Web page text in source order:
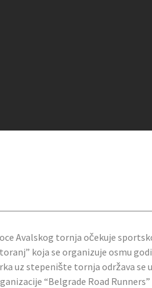
Avalskog tornja očekuje
koja se organizuje osmu
uz stepenište tornja održava
“Belgrade Road